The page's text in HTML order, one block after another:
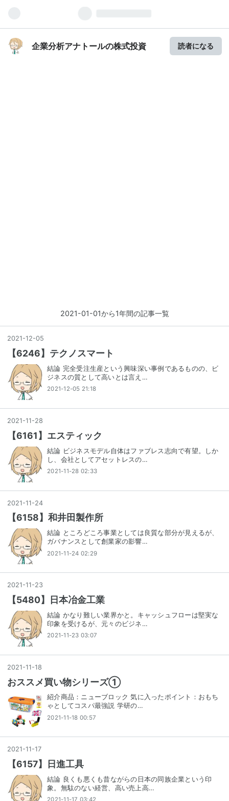
企業分析アナトールの株式投資 読者になる
2021-01-01から1年間の記事一覧
2021 -12-05
【6246】テクノスマート
結論 完全受注生産という興味深い事例であるものの、ビ
ジネスの質として高いとは言え…
2021-12-05 21:18
2021 -11 -28
【6161】エスティック
結論 ビジネスモデル自体はファブレス志向で有望。しか
し、会社としてアセットレスの…
2021-11-28 02:33
2021-11-24
【6158】和井田製作所
結論 ところどころ事業としては良質な部分が見えるが、
ガバナンスとして創業家の影響…
2021-11-24 02:29
2021 -11 -23
【5480】日本冶金工業
結論 かなり難しい業界かと。キャッシュフローは堅実な
印象を受けるが、元々のビジネ…
2021-11-23 03:07
2021 -11 -18
おススメ買い物シリーズ①
紹介商品：ニューブロック 気に入ったポイント：おもち
ゃとしてコスパ最強説 学研の…
2021-11-18 00:57
2021 -11 -17
【6157】日進工具
結論 良くも悪くも昔ながらの日本の同族企業という印
象。無駄のない経営、高い売上高…